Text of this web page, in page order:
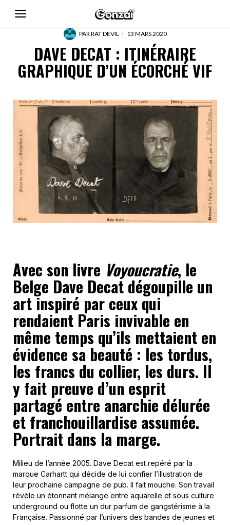
PARRAT DEVIL 13 MARS 2020
DAVE DECAT : ITINÉRAIRE
GRAPHIQUE D’UN ÉCORCHÉ VIF
Avec son livre Voyoucratie, le
Belge Dave Decat dégoupille un
art inspiré par ceux qui
rendaient Paris invivable en
même temps qu’ils mettaient en
évidence sa beauté : les tordus,
les francs du collier, les durs. Il
y fait preuve d’un esprit
partagé entre anarchie délurée
et franchouillardise assumée.
Portrait dans la marge.
Milieu de l’année 2005. Dave Decat est repéré par la
marque Carhartt qui décide de lui confier l’illustration de
leur prochaine campagne de pub. Il fait mouche. Son travail
révèle un étonnant mélange entre aquarelle et sous culture
underground ou flotte un dur parfum de gangstérisme à la
Française. Passionné par l’univers des bandes de jeunes et